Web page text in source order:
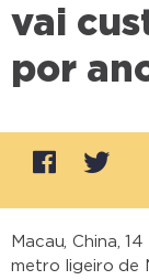
vai
por
Macau, China,
metro ligeiro de